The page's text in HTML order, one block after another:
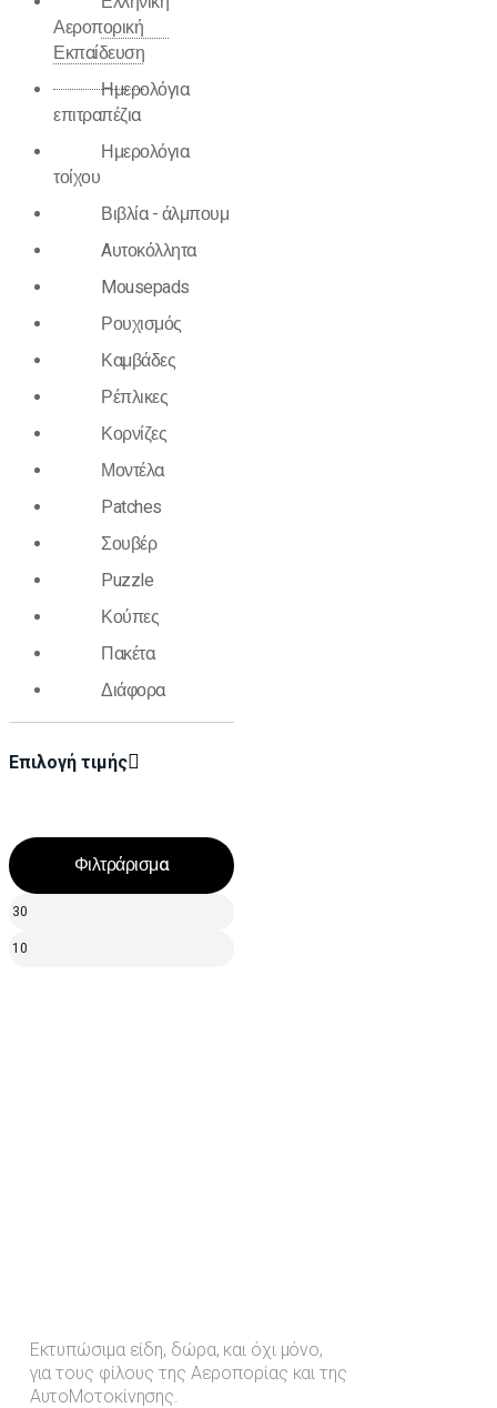
Αεροπορική
Εκπαίδευση
Ημερολόγια
επιτραπέζια
Ημερολόγια
τοίχου
Βιβλία - άλμπουμ
Aυτοκόλλητα
Mousepads
Ρουχισμός
Καμβάδες
Ρέπλικες
Κορνίζες
Μοντέλα
Patches
Σουβέρ
Puzzle
Κούπες
Πακέτα
Διάφορα
Επιλογή τιμής
Φιλτράρισμα
Εκτυπώσιμα είδη, δώρα, και όχι μόνο,
για τους φίλους της Αεροπορίας και της
ΑυτοΜοτοκίνησης.